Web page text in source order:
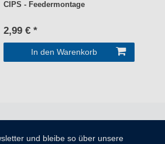
CIPS - Feedermontage
2,99 € *
In den Warenkorb
und bleibe so über unsere